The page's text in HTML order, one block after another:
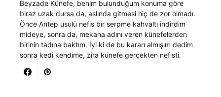
Beyzade Künefe, benim bulunduğum konuma göre
biraz uzak dursa da, aslında gitmesi hiç de zor olmadı.
Önce Antep usulü nefis bir serpme kahvaltı indirdim
mideye, sonra da, mekana adını veren künefelerden
birinin tadına baktım. İyi ki de bu kararı almışım dedim
sonra kedi kendime, zira künefe gerçekten nefisti.